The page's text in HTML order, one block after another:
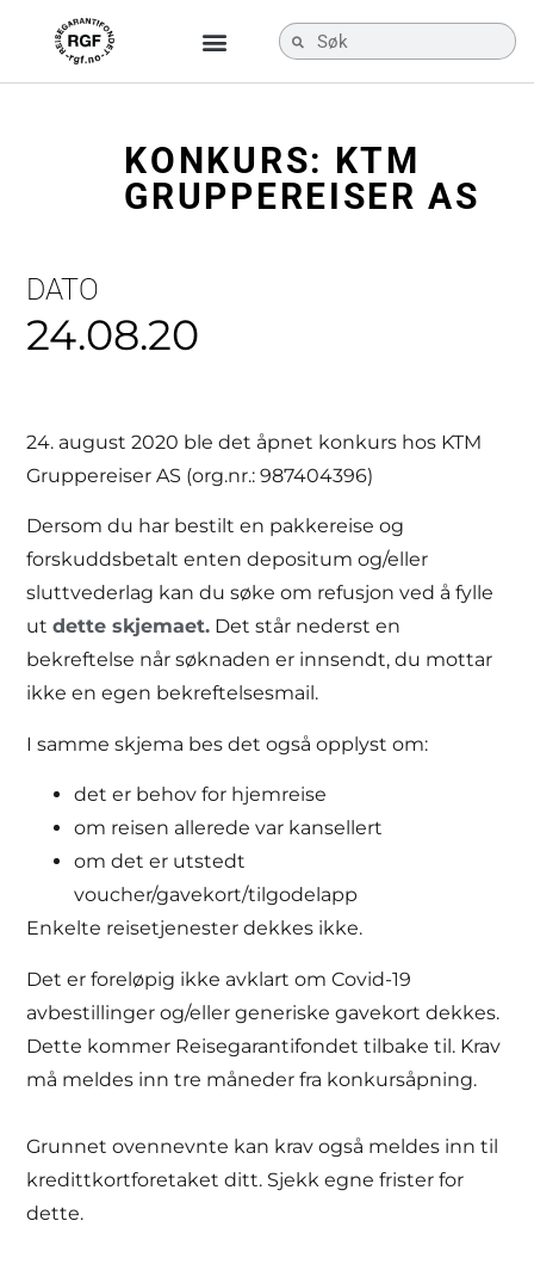
KONKURS: KTM
GRUPPEREISER AS
DATO
24.08.20
24. august 2020 ble det åpnet konkurs hos KTM
Gruppereiser AS (org.nr.: 987404396)
Dersom du har bestilt en pakkereise og
forskuddsbetalt enten depositum og/eller
sluttvederlag kan du søke om refusjon ved å fylle
utdette skjemaet. Det står nederst en
bekreftelse når søknaden er innsendt, du mottar
ikke en egen bekreftelsesmail.
I samme skjema bes det også opplyst om:
det er behov for hjemreise
om reisen allerede var kansellert
om det er utstedt
voucher/gavekort/tilgodelapp
Enkelte reisetjenester dekkes ikke.
Det er foreløpig ikke avklart om Covid-19
avbestillinger og/eller generiske gavekort dekkes.
Dette kommer Reisegarantifondet tilbake til. Krav
må meldes inn tre måneder fra konkursåpning.
Grunnet ovennevnte kan krav også meldes inn til
kredittkortforetaket ditt. Sjekk egne frister for
dette.